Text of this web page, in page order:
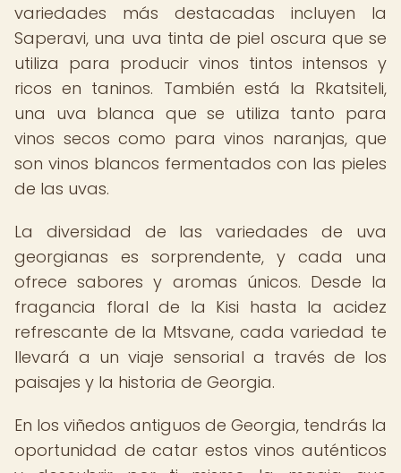
variedades más destacadas incluyen la
Saperavi, una uva tinta de piel oscura que se
utiliza para producir vinos tintos intensos y
ricos en taninos. También está la Rkatsiteli,
una uva blanca que se utiliza tanto para
vinos secos como para vinos naranjas, que
son vinos blancos fermentados con las pieles
de las uvas.
La diversidad de las variedades de uva
georgianas es sorprendente, y cada una
ofrece sabores y aromas únicos. Desde la
fragancia floral de la Kisi hasta la acidez
refrescante de la Mtsvane, cada variedad te
llevará a un viaje sensorial a través de los
paisajes y la historia de Georgia.
En los viñedos antiguos de Georgia, tendrás la
oportunidad de catar estos vinos auténticos